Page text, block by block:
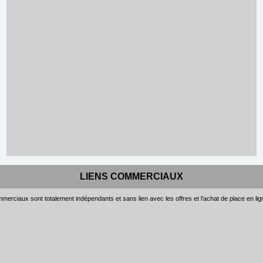
LIENS COMMERCIAUX
sont totalement indépendants et sans lien avec les offres et l'achat de place en